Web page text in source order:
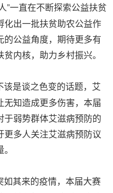
”一直在不断探索公益扶贫
出一批扶贫助农公益作
公益角度，期待更多有
内核，助力乡村振兴。
该是谈之色变的话题，艾
知造成更多伤害，本届
弱势群体艾滋病预防的
多人关注艾滋病预防议
如其来的疫情，本届大赛